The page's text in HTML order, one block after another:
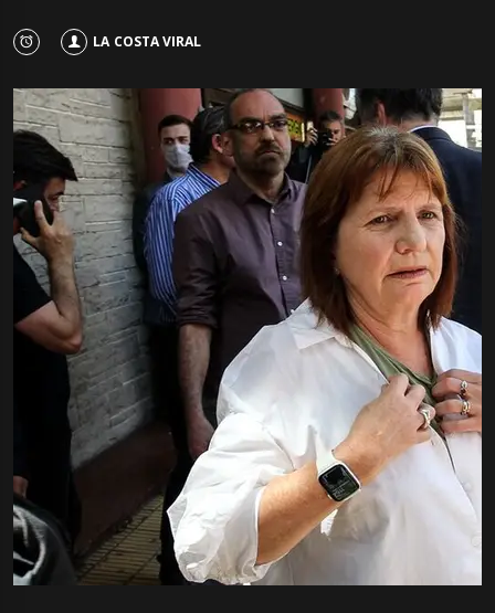
LA COSTA VIRAL